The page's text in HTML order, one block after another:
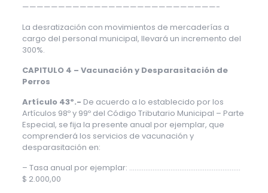
———————————————————————————-
La desratización con movimientos de mercaderías a
cargo del personal municipal, llevará un incremento del
300%.
CAPITULO 4 – Vacunación y Desparasitación de
Perros
Artículo 43º.- De acuerdo a lo establecido por los
Artículos 98º y 99º del Código Tributario Municipal – Parte
Especial, se fija la presente anual por ejemplar, que
comprenderá los servicios de vacunación y
desparasitación en:
– Tasa anual por ejemplar: ……………………………………………………..
$ 2.000,00